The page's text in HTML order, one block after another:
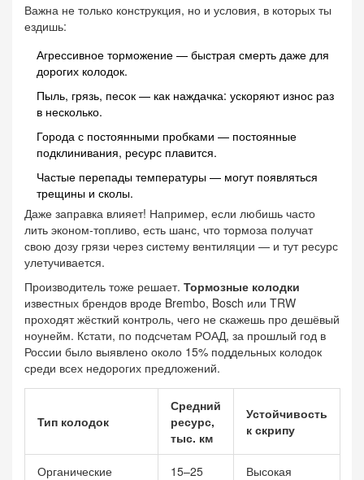
Важна не только конструкция, но и условия, в которых ты
ездишь:
Агрессивное торможение — быстрая смерть даже для
дорогих колодок.
Пыль, грязь, песок — как наждачка: ускоряют износ раз
в несколько.
Города с постоянными пробками — постоянные
подклинивания, ресурс плавится.
Частые перепады температуры — могут появляться
трещины и сколы.
Даже заправка влияет! Например, если любишь часто
лить эконом-топливо, есть шанс, что тормоза получат
свою дозу грязи через систему вентиляции — и тут ресурс
улетучивается.
Производитель тоже решает. Тормозные колодки
известных брендов вроде Brembo, Bosch или TRW
проходят жёсткий контроль, чего не скажешь про дешёвый
ноунейм. Кстати, по подсчетам РОАД, за прошлый год в
России было выявлено около 15% поддельных колодок
среди всех недорогих предложений.
Тип колодок
Средний
ресурс,
тыс. км
Устойчивость
к скрипу
Органические 15–25 Высокая